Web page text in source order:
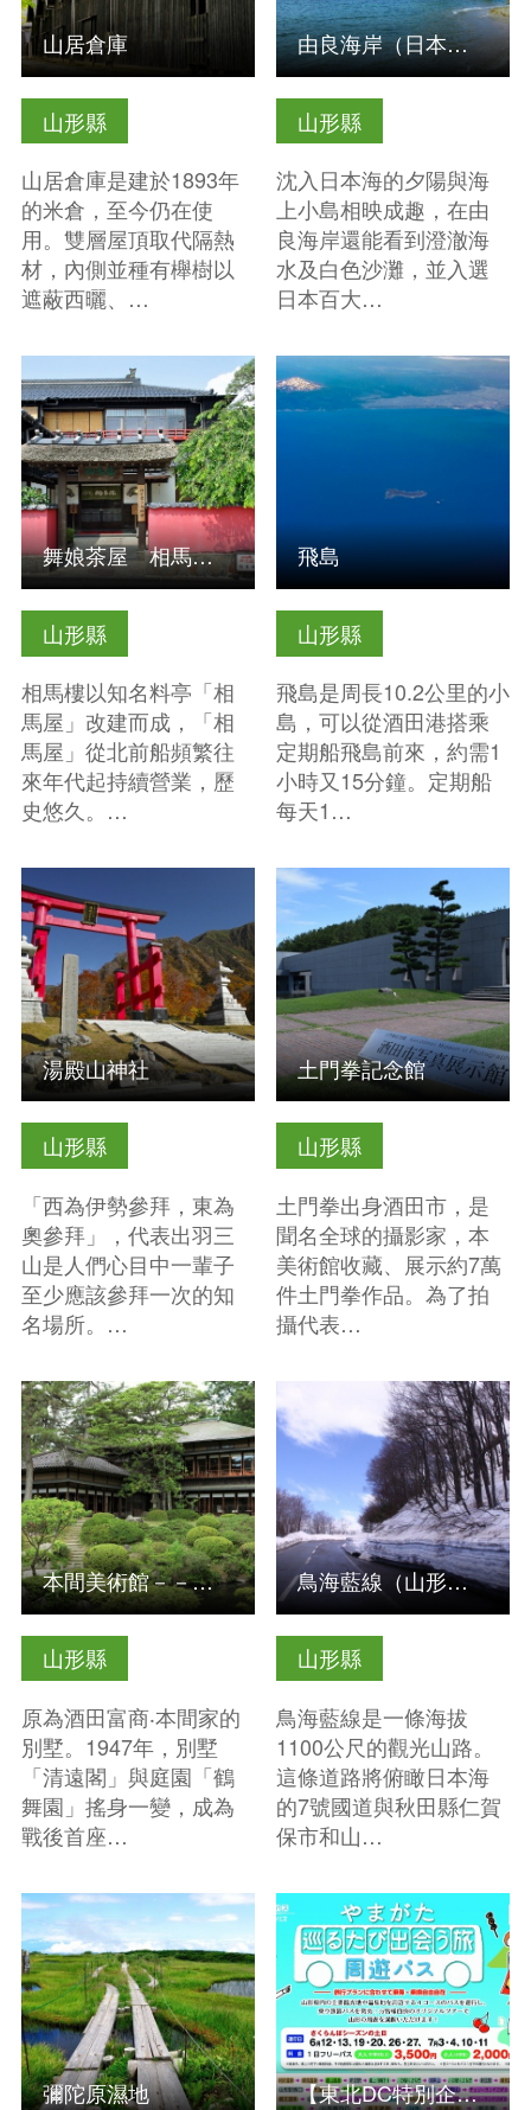
山形縣
山居倉庫是建於1893年
的米倉，至今仍在使
用。雙層屋頂取代隔熱
材，內側並種有櫸樹以
遮蔽西曬、…
山居倉庫
山形縣
沈入日本海的夕陽與海
上小島相映成趣，在由
良海岸還能看到澄澈海
水及白色沙灘，並入選
日本百大…
由良海岸（日本百大海岸）
山形縣
相馬樓以知名料亭「相
馬屋」改建而成，「相
馬屋」從北前船頻繁往
來年代起持續營業，歷
史悠久。…
查看基本資訊
舞娘茶屋 相馬樓 竹久夢二美術館
山形縣
飛島是周長10.2公里的小
島，可以從酒田港搭乘
定期船飛島前來，約需1
小時又15分鐘。定期船
每天1…
查看基本資訊
飛島
山形縣
「西為伊勢參拜，東為
奧參拜」，代表出羽三
山是人們心目中一輩子
至少應該參拜一次的知
名場所。…
查看基本資訊
湯殿山神社
山形縣
土門拳出身酒田市，是
聞名全球的攝影家，本
美術館收藏、展示約7萬
件土門拳作品。為了拍
攝代表…
查看基本資訊
土門拳記念館
山形縣
原為酒田富商‧本間家的
別墅。1947年，別墅
「清遠閣」與庭園「鶴
舞園」搖身一變，成為
戰後首座…
查看基本資訊
本間美術館－－結合藝術、自然與歷史的場所
山形縣
鳥海藍線是一條海拔
1100公尺的觀光山路。
這條道路將俯瞰日本海
的7號國道與秋田縣仁賀
保市和山…
查看基本資訊
鳥海藍線（山形縣由​​佐町）
查看基本資訊
彌陀原濕地
查看基本資訊
【東北DC特別企劃】山形 周遊之旅，邂逅之行 周遊券